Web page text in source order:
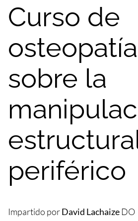
Curso de
osteopatía
sobre la
periférico
Impartido porDavid LachaizeDO